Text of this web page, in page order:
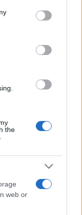
You may click to
party tags to
in below Google
the
web or
a Föld egész